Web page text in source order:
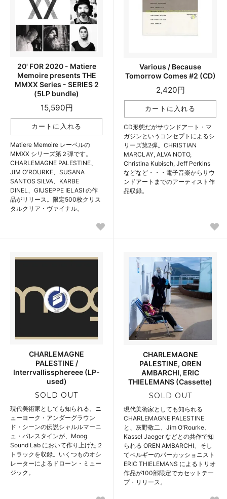
20' FOR 2020 - Matiere
Memoire presents THE
MMXX Series - SERIES 2
(5LP bundle)
15,590円
Matiere Memoire レーベルの
MMXX シリーズ第２弾です。
CHARLEMAGNE PALESTINE、
JIM O'ROURKE、SUSANA
SANTOS SILVA、KARBE
DINEL、GIUSEPPE IELASI の作
品がリリース。限定500枚クリス
タルクリア・ヴァイナル。
Various / Because
Tomorrow Comes #2 (CD)
2,420円
CD形態だがサウンドアート・マ
ガジンというコンセプトによるシ
リーズ第2弾。CHRISTIAN
MARCLAY, ALVA NOTO,
Christina Kubisch, Jeff Perkins
などなど・・・電子音楽からサウ
ンドアートまでのアーティスト作
品収録。
CHARLEMAGNE
PALESTINE /
Interrvallissphereee (LP-
used)
SOLD OUT
現代美術家としても知られる、ニ
ューヨーク・アンダーグラウン
ド・シーンの伝説シャルルマーニ
ュ・パレスタインが、Moog
Sound Lab において作り上げた２
トラックを収録。いくつものオシ
レーターによるドローン・ミュー
ジック。
CHARLEMAGNE
PALESTINE, OREN
AMBARCHI, ERIC
THIELEMANS (Cassette)
SOLD OUT
現代美術家としても知られる
CHARLEMAGNE PALESTINE
と、灰野敬二、Jim O'Rourke、
Kassel Jaeger などとの共作で知
られる OREN AMBARCHI、そし
てベルギーのパーカッショニスト
ERIC THIELEMANS によるトリオ
作品が100部限定でカセットテー
プ・リリース。